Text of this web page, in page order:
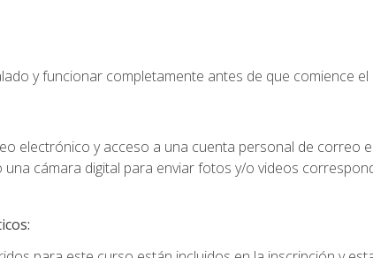
y funcionar completamente antes de que comience el
electrónico y acceso a una cuenta personal de correo
cámara digital para enviar fotos y/o videos